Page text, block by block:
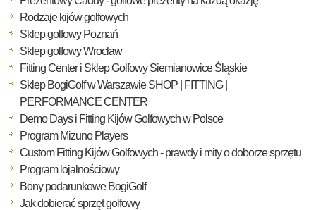
Rodzaje kijów golfowych
Sklep golfowy Poznań
Sklep golfowy Wrocław
Fitting Center i Sklep Golfowy Siemianowice Śląskie
Sklep BogiGolf w Warszawie SHOP | FITTING |
PERFORMANCE CENTER
Demo Days i Fitting Kijów Golfowych w Polsce
Program Mizuno Players
Custom Fitting Kijów Golfowych - prawdy i mity o doborze sprzętu
Program lojalnościowy
Bony podarunkowe BogiGolf
Jak dobierać sprzęt golfowy